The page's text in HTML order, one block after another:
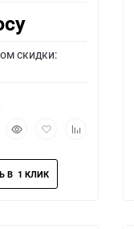
скидки:
БыстрыйДобавить
избранное
Добавить